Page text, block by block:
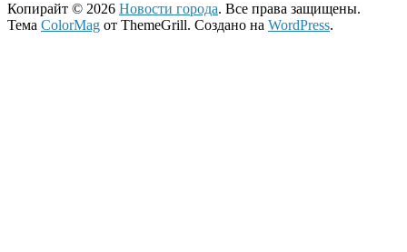
Копирайт © 2026 Новости города. Все права защищены.
Тема ColorMag от ThemeGrill. Создано на WordPress.